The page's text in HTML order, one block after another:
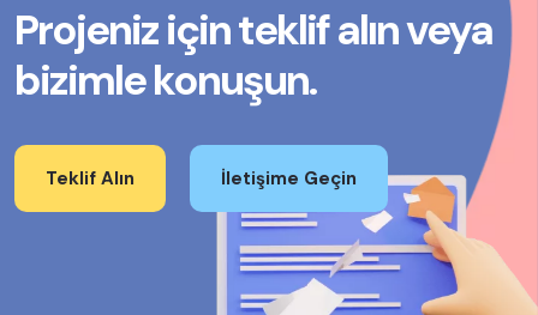
Projeniz için teklif alın veya
bizimle konuşun.
Teklif Alın İletişime Geçin